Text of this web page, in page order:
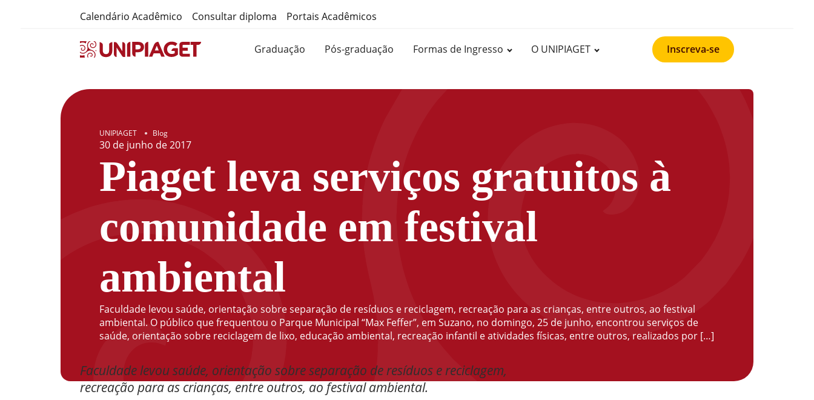
Calendário Acadêmico Consultar diploma Portais Acadêmicos
Graduação Pós-graduação Formas de Ingresso O UNIPIAGET Inscreva-se
UNIPIAGET ● Blog
30 de junho de2017
Piaget leva serviços gratuitos à
comunidade em festival
ambiental
Faculdade levou saúde, orientação sobre separação de resíduos e reciclagem, recreação para as crianças, entre outros, ao festival
ambiental. O público que frequentou o Parque Municipal “Max Feffer”, em Suzano, no domingo, 25 de junho, encontrou serviços de
saúde, orientação sobre reciclagem de lixo, educação ambiental, recreação infantil e atividades físicas, entre outros, realizados por […]
Faculdade levou saúde, orientação sobre separação de resíduos e reciclagem,
recreação para as crianças, entre outros, ao festival ambiental.